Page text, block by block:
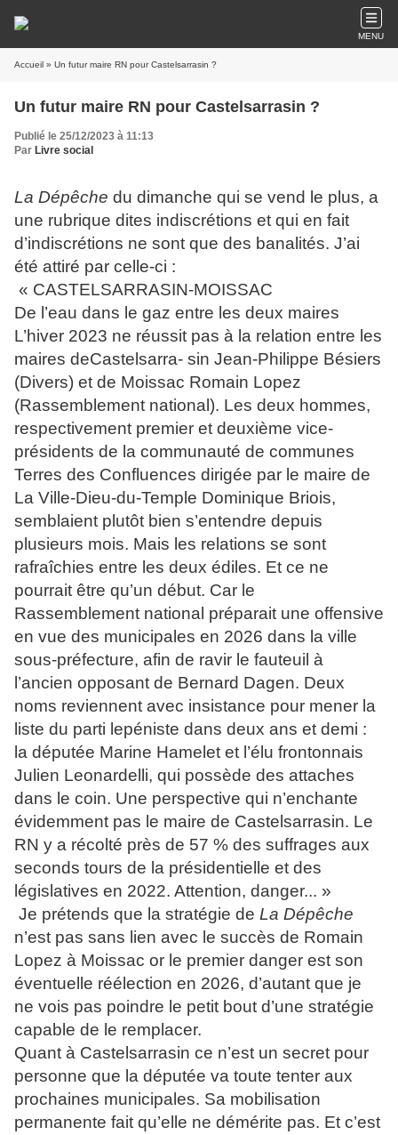
MENU
Accueil » Un futur maire RN pour Castelsarrasin ?
Un futur maire RN pour Castelsarrasin ?
Publié le 25/12/2023 à 11:13
Par Livre social
La Dépêche du dimanche qui se vend le plus, a
une rubrique dites indiscrétions et qui en fait
d’indiscrétions ne sont que des banalités. J’ai
été attiré par celle-ci :
« CASTELSARRASIN-MOISSAC
De l’eau dans le gaz entre les deux maires
L’hiver 2023 ne réussit pas à la relation entre les
maires deCastelsarra- sin Jean-Philippe Bésiers
(Divers) et de Moissac Romain Lopez
(Rassemblement national). Les deux hommes,
respectivement premier et deuxième vice-
présidents de la communauté de communes
Terres des Confluences dirigée par le maire de
La Ville-Dieu-du-Temple Dominique Briois,
semblaient plutôt bien s’entendre depuis
plusieurs mois. Mais les relations se sont
rafraîchies entre les deux édiles. Et ce ne
pourrait être qu’un début. Car le
Rassemblement national préparait une offensive
en vue des municipales en 2026 dans la ville
sous-préfecture, afin de ravir le fauteuil à
l’ancien opposant de Bernard Dagen. Deux
noms reviennent avec insistance pour mener la
liste du parti lepéniste dans deux ans et demi :
la députée Marine Hamelet et l’élu frontonnais
Julien Leonardelli, qui possède des attaches
dans le coin. Une perspective qui n’enchante
évidemment pas le maire de Castelsarrasin. Le
RN y a récolté près de 57 % des suffrages aux
seconds tours de la présidentielle et des
législatives en 2022. Attention, danger... »
Je prétends que la stratégie de La Dépêche
n’est pas sans lien avec le succès de Romain
Lopez à Moissac or le premier danger est son
éventuelle réélection en 2026, d’autant que je
ne vois pas poindre le petit bout d’une stratégie
capable de le remplacer.
Quant à Castelsarrasin ce n’est un secret pour
personne que la députée va toute tenter aux
prochaines municipales. Sa mobilisation
permanente fait qu’elle ne démérite pas. Et c’est